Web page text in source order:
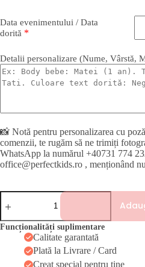
Data evenimentului / Data
dorită *
Detalii personalizare (Nume, Vârstă,
📸 Notă pentru personalizarea cu
comenzii, te rugăm să ne trimiți
WhatsApp la numărul +40731 774
office@perfectkids.ro , menționând
Cantitate
TRICOU
PERSONALIZAT
WHITE
CHRISTMAS
Funcționalități suplimentare
Calitate garantată
Plată la Livrare / Card
Creat special pentru tine